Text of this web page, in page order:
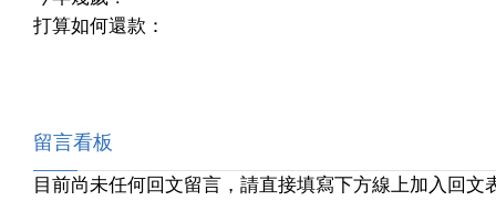
打算如何還款：
留言看板
目前尚未任何回文留言，請直接填寫下方線上加入回文